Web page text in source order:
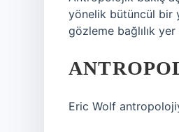
yönelik bütüncül bir
gözleme bağlılık yer
Eric Wolf